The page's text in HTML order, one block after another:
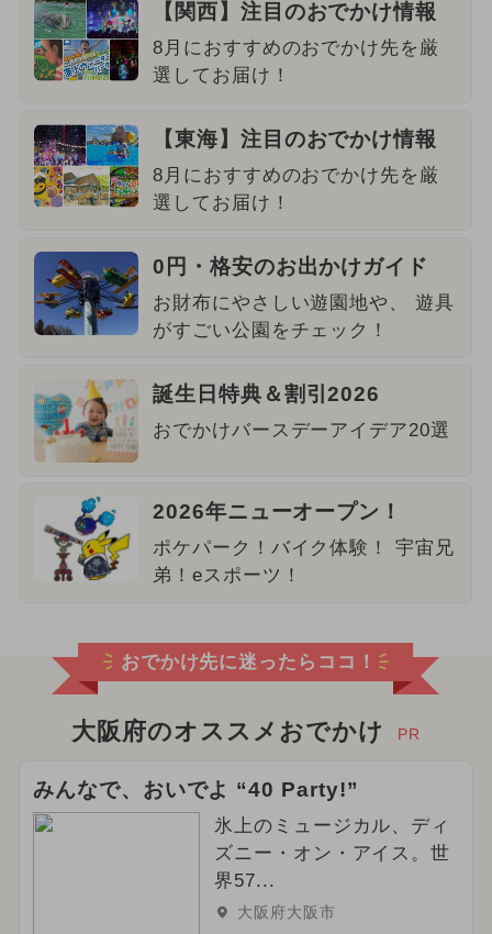
【関西】注目のおでかけ情報
8月におすすめのおでかけ先を厳
選してお届け！
【東海】注目のおでかけ情報
8月におすすめのおでかけ先を厳
選してお届け！
0円・格安のお出かけガイド
お財布にやさしい遊園地や、 遊具
がすごい公園をチェック！
誕生日特典＆割引2026
おでかけバースデーアイデア20選
2026年ニューオープン！
ポケパーク！バイク体験！ 宇宙兄
弟！eスポーツ！
おでかけ先に迷ったらココ！
大阪府のオススメおでかけ PR
みんなで、おいでよ “40 Party!”
氷上のミュージカル、ディ
ズニー・オン・アイス。世
界57...
大阪府大阪市